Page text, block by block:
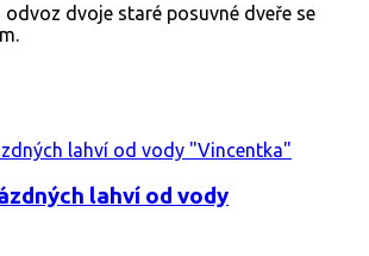
dvoje staré posuvné dveře se
lahví od vody